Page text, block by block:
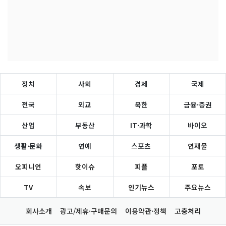
정치 사회 경제 국제
전국 외교 북한 금융·증권
산업 부동산 IT·과학 바이오
생활·문화 연예 스포츠 연재물
오피니언 핫이슈 피플 포토
TV 속보 인기뉴스 주요뉴스
회사소개 광고/제휴·구매문의 이용약관·정책 고충처리